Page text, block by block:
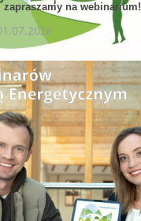
zapraszamy na webinarium!